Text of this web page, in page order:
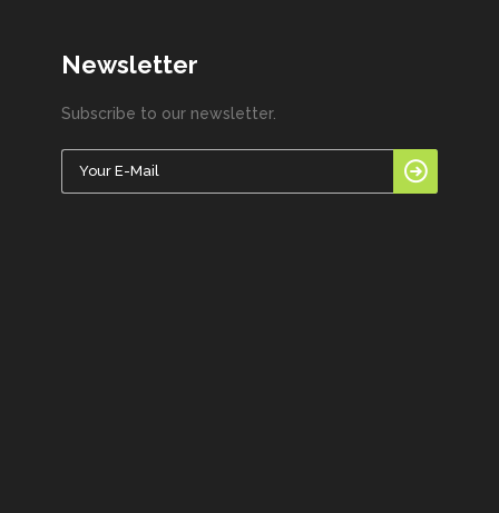
Newsletter
Subscribe to our newsletter.